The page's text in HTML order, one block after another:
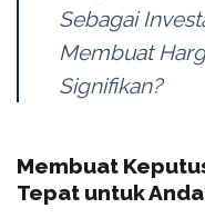
Sebagai
Membuat
Signifikan?
Membuat
Tepat untuk